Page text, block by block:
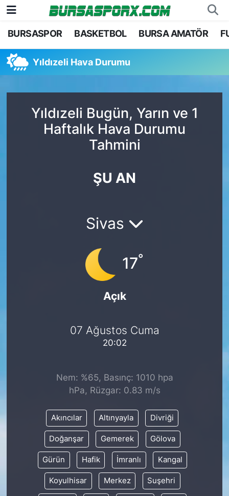
BURSASPOR BASKETBOL BURSA AMATÖR
Yıldızeli Hava Durumu
Yıldızeli Bugün, Yarın ve 1
Haftalık Hava Durumu
Tahmini
ŞU AN
Sivas
17°
Açık
07 Ağustos Cuma
20:02
Nem: %65, Basınç: 1010 hpa
hPa, Rüzgar: 0.83 m/s
Akıncılar Altınyayla Divriği
Doğanşar Gemerek Gölova
Gürün Hafik İmranlı Kangal
Koyulhisar Merkez Suşehri
Bursaspor
Futbol
Basketbol
Bursa Amatör
Bursa Nöbetçi Eczaneler
Bursa Hava Durumu
Bursa Namaz Vakitleri
Bursa Trafik Yoğunluk Haritası
TFF 1.Lig Puan Durumu ve Fikstür